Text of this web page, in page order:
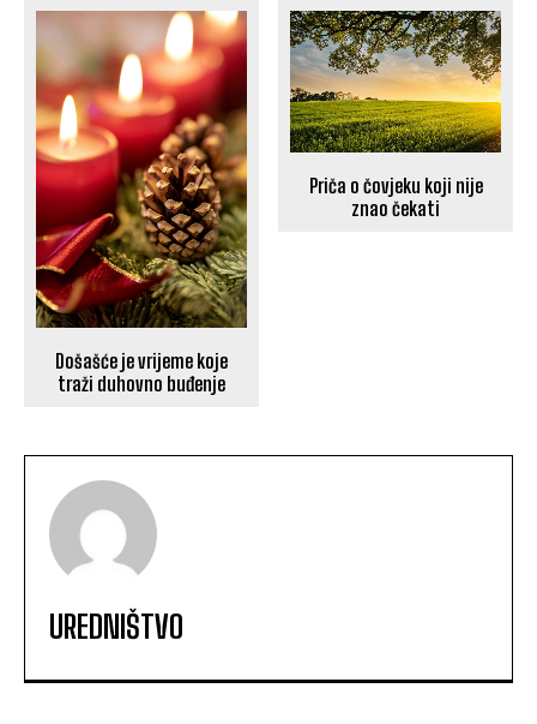
Došašće je vrijeme koje
traži duhovno buđenje
Priča o čovjeku koji nije
znao čekati
UREDNIŠTVO